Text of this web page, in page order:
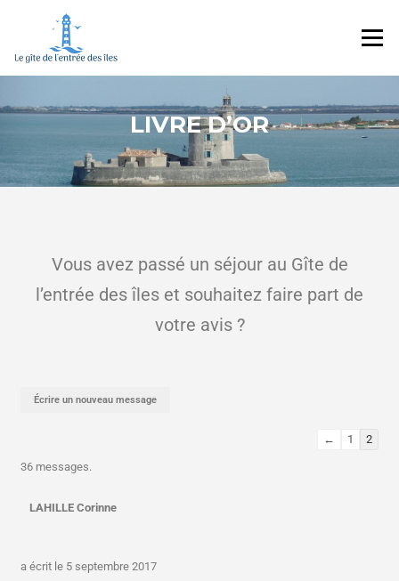
Menu
LIVRE D’OR
Vous avez passé un séjour au Gîte de
l’entrée des îles et souhaitez faire part de
votre avis ?
← 1 2
36 messages.
LAHILLE Corinne
a écrit le 5 septembre 2017